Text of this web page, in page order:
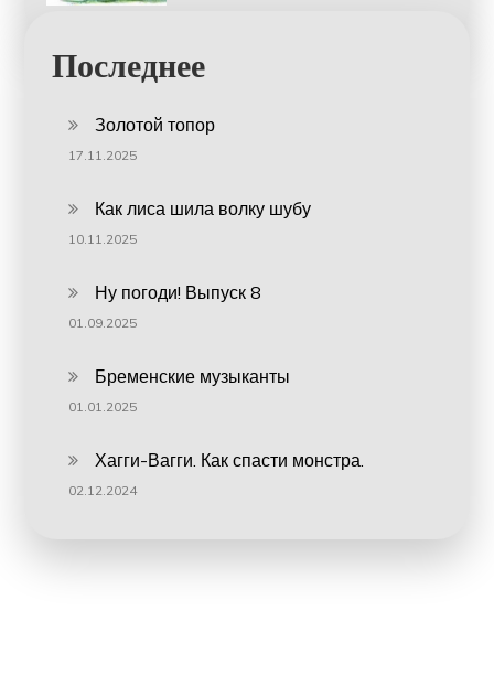
Последнее
Золотой топор
17.11.2025
Как лиса шила волку шубу
10.11.2025
Ну погоди! Выпуск 8
01.09.2025
Бременские музыканты
01.01.2025
Хагги-Вагги. Как спасти монстра.
02.12.2024